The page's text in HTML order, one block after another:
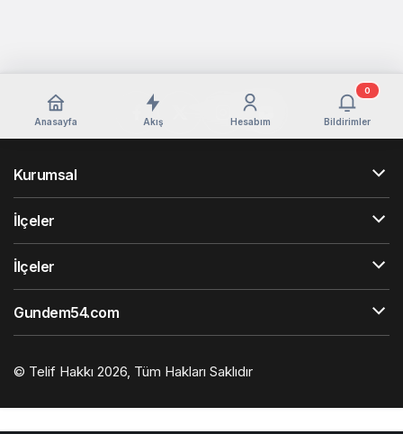
Anasayfa Akış Hesabım Bildirimler
0
Kurumsal
İlçeler
İlçeler
Gundem54.com
© Telif Hakkı 2026, Tüm Hakları Saklıdır